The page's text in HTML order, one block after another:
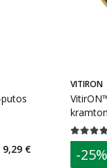
nuolaida:
9,29 €
VITIRON
Vidutinis
-25%